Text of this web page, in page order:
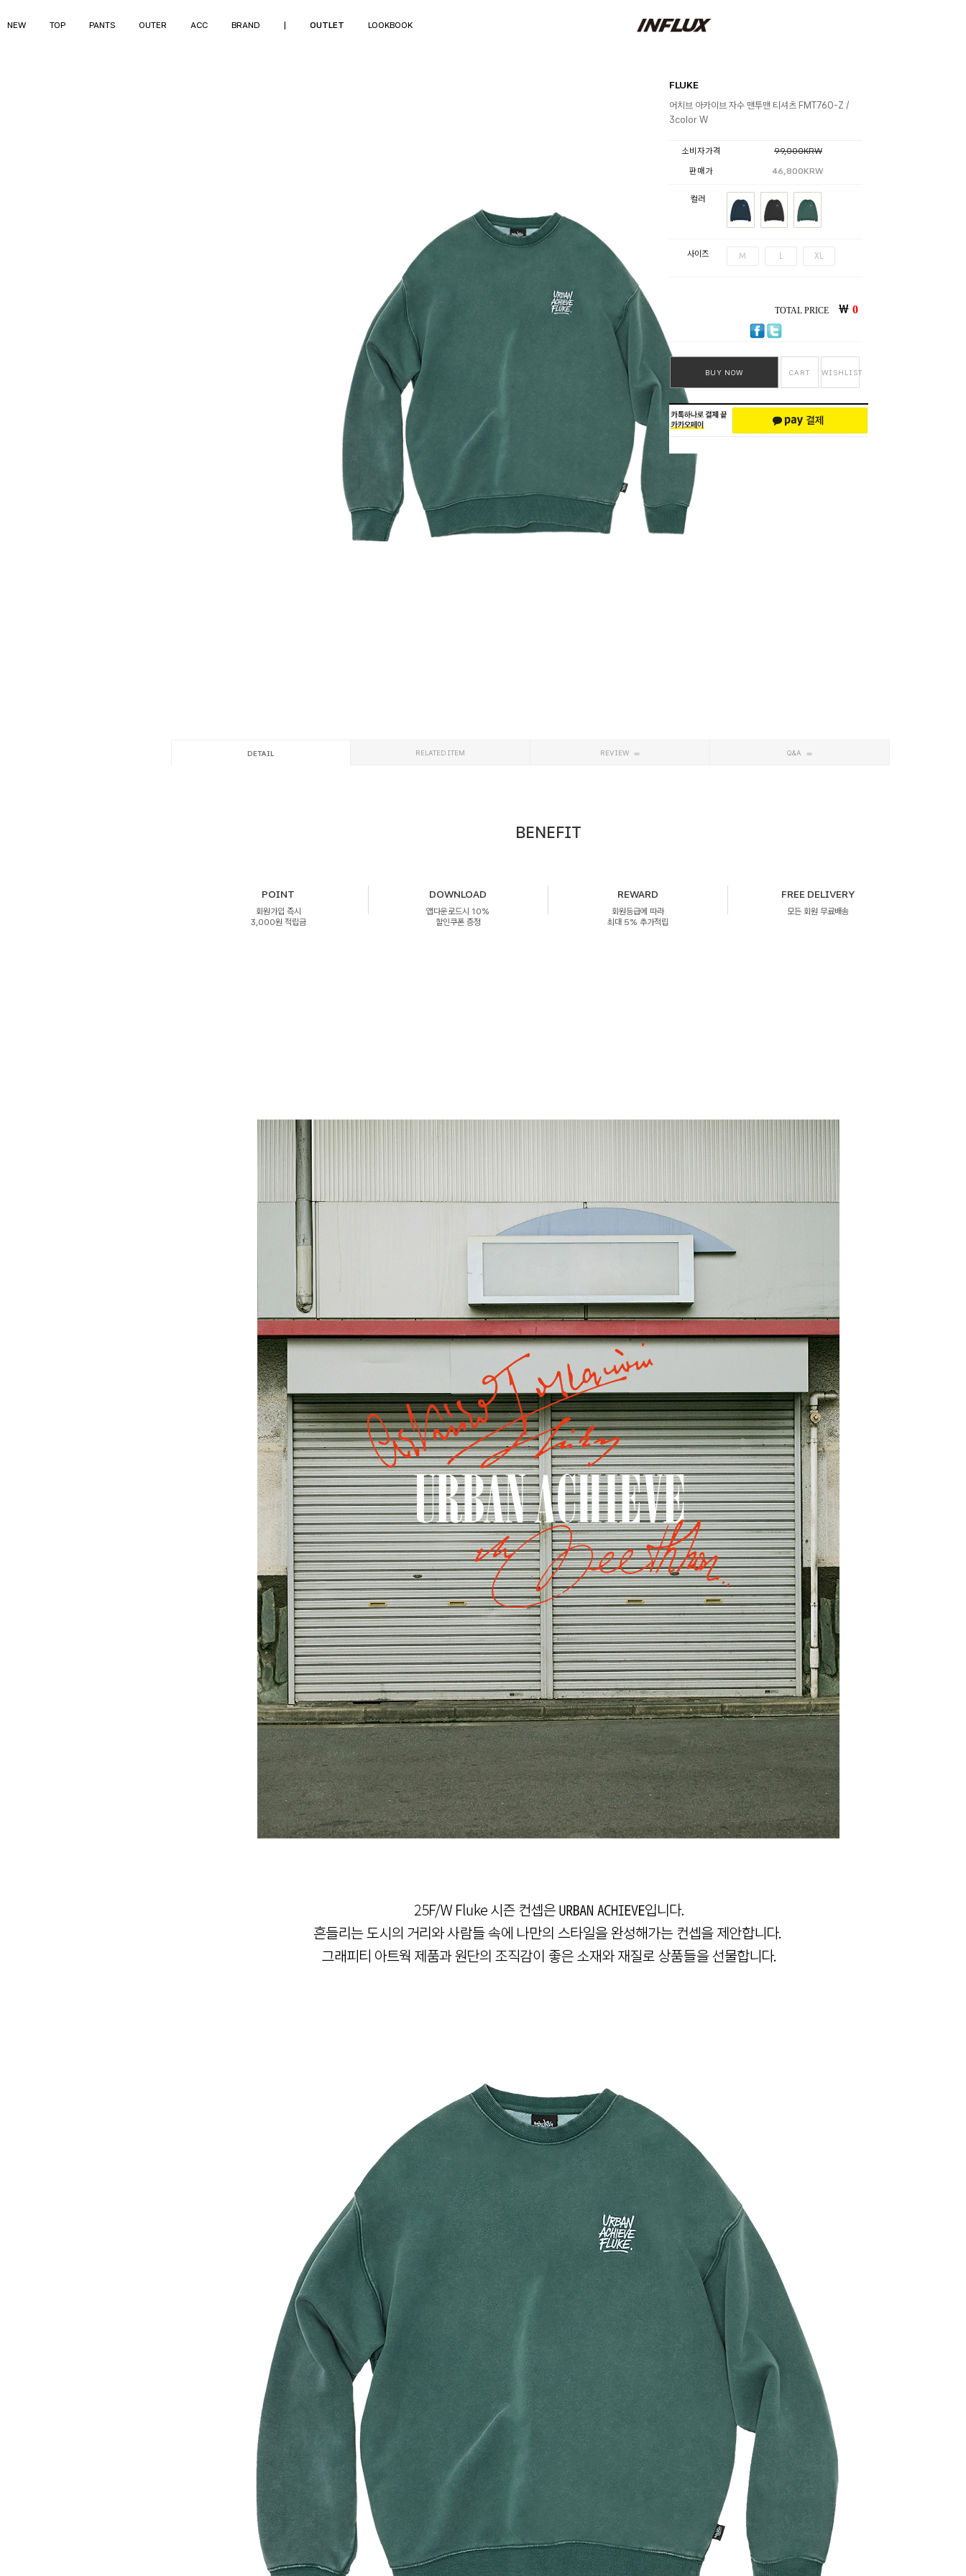
NEW TOP PANTS OUTER ACC BRAND OUTLET LOOKBOOK
FLUKE
어치브 아카이브 자수 맨투맨 티셔츠 FMT760-Z /
3color W
소비자가격
99,000KRW
판매가
46,800KRW
컬러
사이즈 M L XL
TOTAL PRICE ￦ 0
BUY NOW CART WISHLIST
DETAIL RELATED ITEM REVIEW Q&A
BENEFIT
POINT
회원가입 즉시
3,000원 적립금
DOWNLOAD
앱다운로드시 10%
할인쿠폰 증정
REWARD
회원등급에 따라
최대 5% 추가적립
FREE DELIVERY
모든 회원 무료배송